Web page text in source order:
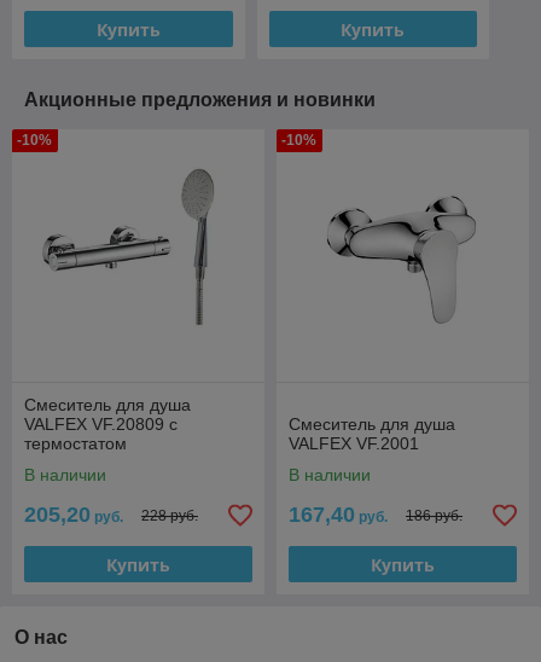
Купить Купить
Акционные предложения и новинки
-10%
Смеситель для душа
VALFEX VF.20809 с
термостатом
В наличии
205,20 руб. 228 руб.
Купить
-10%
Смеситель для душа
VALFEX VF.2001
В наличии
167,40 руб. 186 руб.
Купить
О нас